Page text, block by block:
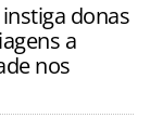
donas
a
nos